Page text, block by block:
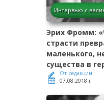
Интервью с
Эрих Фромм:
страсти
маленького,
существа в
От редакции
07.08.2018 г.